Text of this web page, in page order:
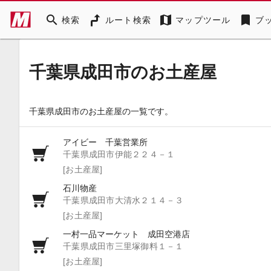
search 検索 ルート検索 map マップツール bookmark ブ
千葉県成田市のお土産屋
千葉県成田市のお土産屋の一覧です。
アイビー 千葉営業所
千葉県成田市伊能２２４－１
[お土産屋]
石川物産
千葉県成田市大清水２１４－３
[お土産屋]
一村一品マーケット 成田空港店
千葉県成田市三里塚御料１－１
[お土産屋]